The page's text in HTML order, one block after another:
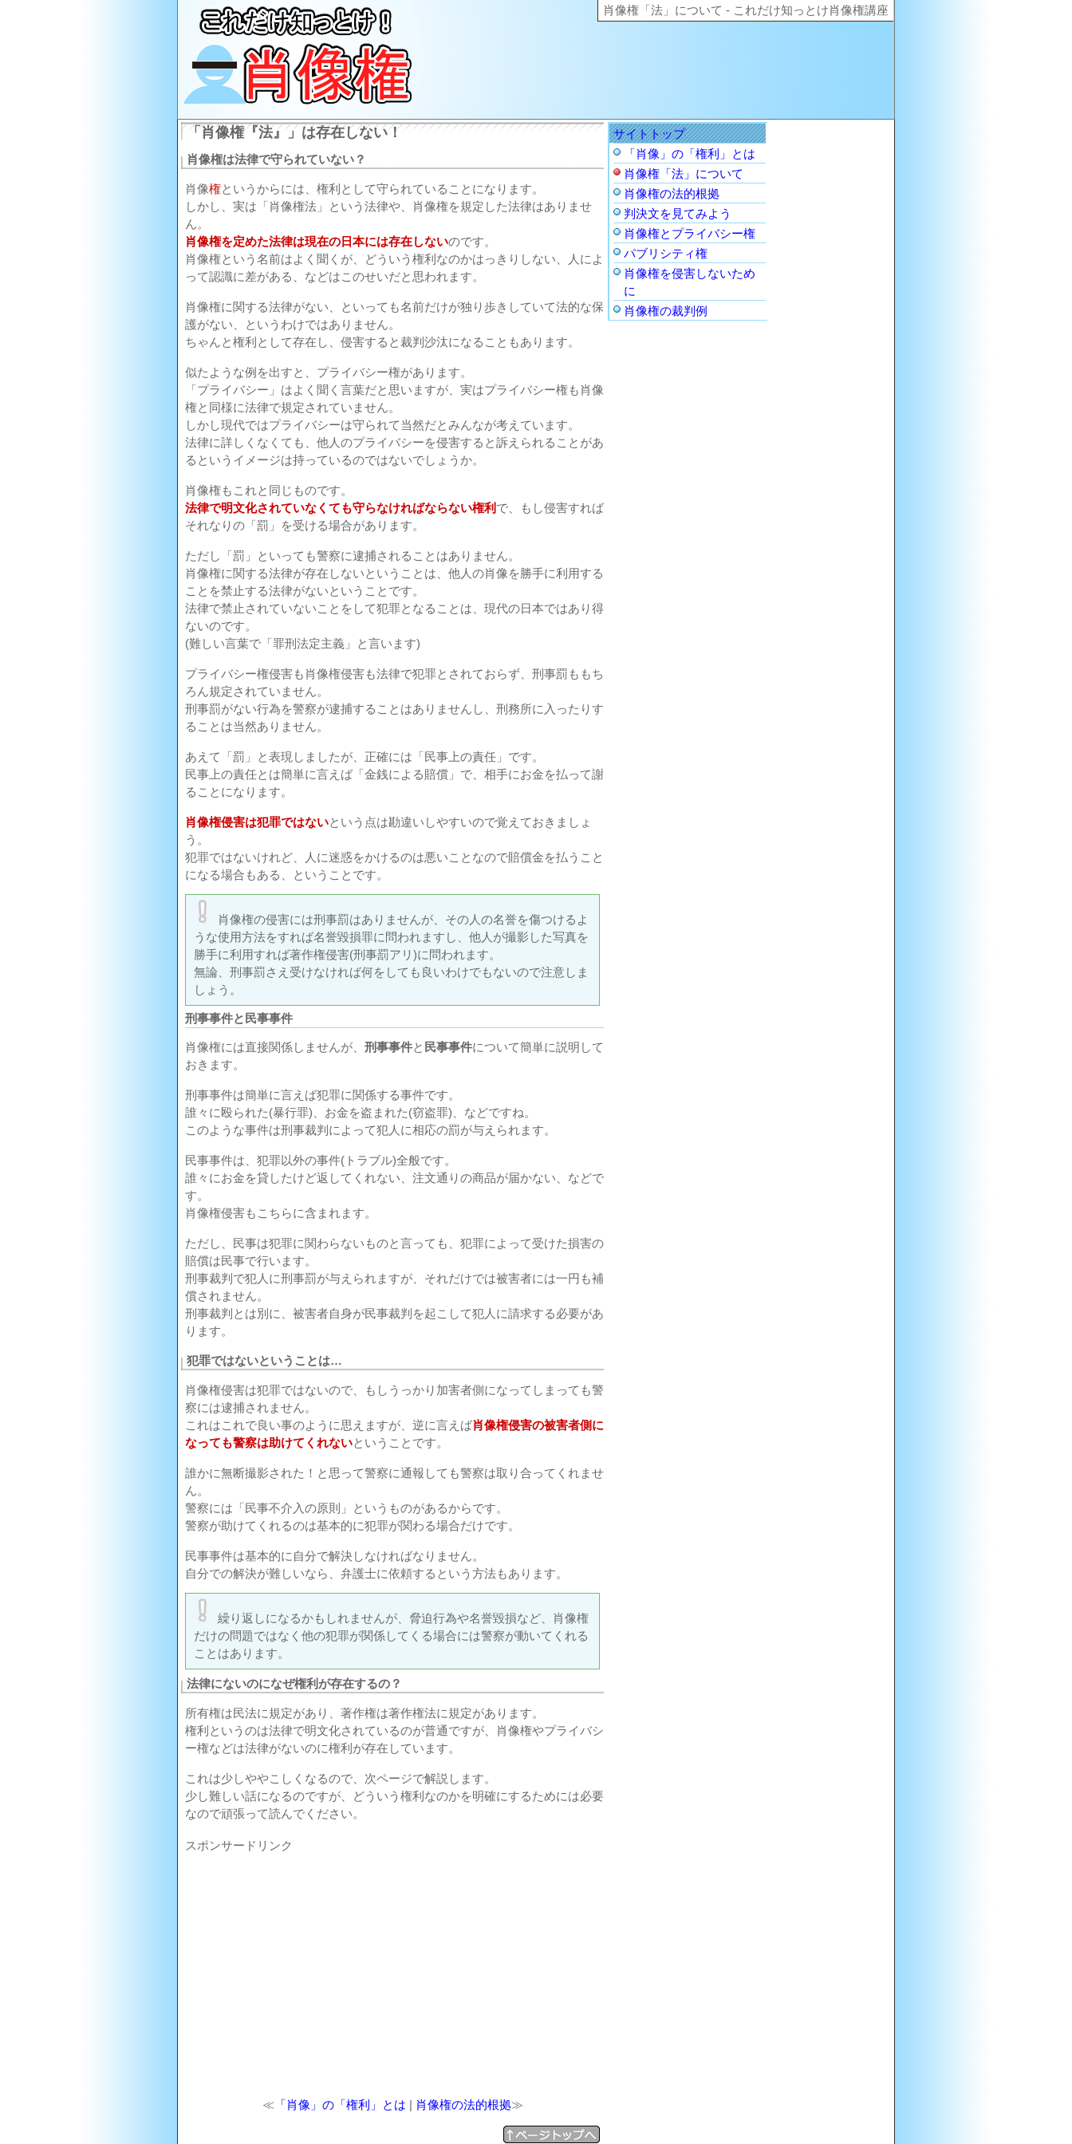
肖像権「法」について - これだけ知っとけ肖像権講座
「肖像権『法』」は存在しない！
肖像権は法律で守られていない？
肖像権というからには、権利として守られていることになります。
しかし、実は「肖像権法」という法律や、肖像権を規定した法律はありませ
ん。
肖像権を定めた法律は現在の日本には存在しないのです。
肖像権という名前はよく聞くが、どういう権利なのかはっきりしない、人によ
って認識に差がある、などはこのせいだと思われます。
肖像権に関する法律がない、といっても名前だけが独り歩きしていて法的な保
護がない、というわけではありません。
ちゃんと権利として存在し、侵害すると裁判沙汰になることもあります。
似たような例を出すと、プライバシー権があります。
「プライバシー」はよく聞く言葉だと思いますが、実はプライバシー権も肖像
権と同様に法律で規定されていません。
しかし現代ではプライバシーは守られて当然だとみんなが考えています。
法律に詳しくなくても、他人のプライバシーを侵害すると訴えられることがあ
るというイメージは持っているのではないでしょうか。
肖像権もこれと同じものです。
法律で明文化されていなくても守らなければならない権利 で、もし侵害すれば
それなりの「罰」を受ける場合があります。
ただし「罰」といっても警察に逮捕されることはありません。
肖像権に関する法律が存在しないということは、他人の肖像を勝手に利用する
ことを禁止する法律がないということです。
法律で禁止されていないことをして犯罪となることは、現代の日本ではあり得
ないのです。
(難しい言葉で「罪刑法定主義」と言います)
プライバシー権侵害も肖像権侵害も法律で犯罪とされておらず、刑事罰ももち
ろん規定されていません。
刑事罰がない行為を警察が逮捕することはありませんし、刑務所に入ったりす
ることは当然ありません。
あえて「罰」と表現しましたが、正確には「民事上の責任」です。
民事上の責任とは簡単に言えば「金銭による賠償」で、相手にお金を払って謝
ることになります。
肖像権侵害は犯罪ではないという点は勘違いしやすいので覚えておきましょ
う。
犯罪ではないけれど、人に迷惑をかけるのは悪いことなので賠償金を払うこと
になる場合もある、ということです。
肖像権の侵害には刑事罰はありませんが、その人の名誉を傷つけるよ
うな使用方法をすれば名誉毀損罪に問われますし、他人が撮影した写真を
勝手に利用すれば著作権侵害(刑事罰アリ)に問われます。
無論、刑事罰さえ受けなければ何をしても良いわけでもないので注意しま
しょう。
刑事事件と民事事件
肖像権には直接関係しませんが、 刑事事件と 民事事件について簡単に説明して
おきます。
刑事事件は簡単に言えば犯罪に関係する事件です。
誰々に殴られた(暴行罪)、お金を盗まれた(窃盗罪)、などですね。
このような事件は刑事裁判によって犯人に相応の罰が与えられます。
民事事件は、犯罪以外の事件(トラブル)全般です。
誰々にお金を貸したけど返してくれない、注文通りの商品が届かない、などで
す。
肖像権侵害もこちらに含まれます。
ただし、民事は犯罪に関わらないものと言っても、犯罪によって受けた損害の
賠償は民事で行います。
刑事裁判で犯人に刑事罰が与えられますが、それだけでは被害者には一円も補
償されません。
刑事裁判とは別に、被害者自身が民事裁判を起こして犯人に請求する必要があ
ります。
犯罪ではないということは…
肖像権侵害は犯罪ではないので、もしうっかり加害者側になってしまっても警
察には逮捕されません。
これはこれで良い事のように思えますが、逆に言えば肖像権侵害の被害者側に
なっても警察は助けてくれないということです。
誰かに無断撮影された！と思って警察に通報しても警察は取り合ってくれませ
ん。
警察には「民事不介入の原則」というものがあるからです。
警察が助けてくれるのは基本的に犯罪が関わる場合だけです。
民事事件は基本的に自分で解決しなければなりません。
自分での解決が難しいなら、弁護士に依頼するという方法もあります。
繰り返しになるかもしれませんが、脅迫行為や名誉毀損など、肖像権
だけの問題ではなく他の犯罪が関係してくる場合には警察が動いてくれる
ことはあります。
法律にないのになぜ権利が存在するの？
所有権は民法に規定があり、著作権は著作権法に規定があります。
権利というのは法律で明文化されているのが普通ですが、肖像権やプライバシ
ー権などは法律がないのに権利が存在しています。
これは少しややこしくなるので、次ページで解説します。
少し難しい話になるのですが、どういう権利なのかを明確にするためには必要
なので頑張って読んでください。
スポンサードリンク
≪「肖像」の「権利」とは | 肖像権の法的根拠≫
サイトトップ
「肖像」の「権利」とは
肖像権「法」について
肖像権の法的根拠
判決文を見てみよう
肖像権とプライバシー権
パブリシティ権
肖像権を侵害しないため
に
肖像権の裁判例